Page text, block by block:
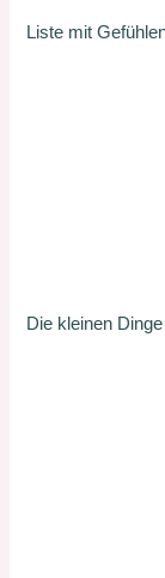
Liste mit
Die kleinen